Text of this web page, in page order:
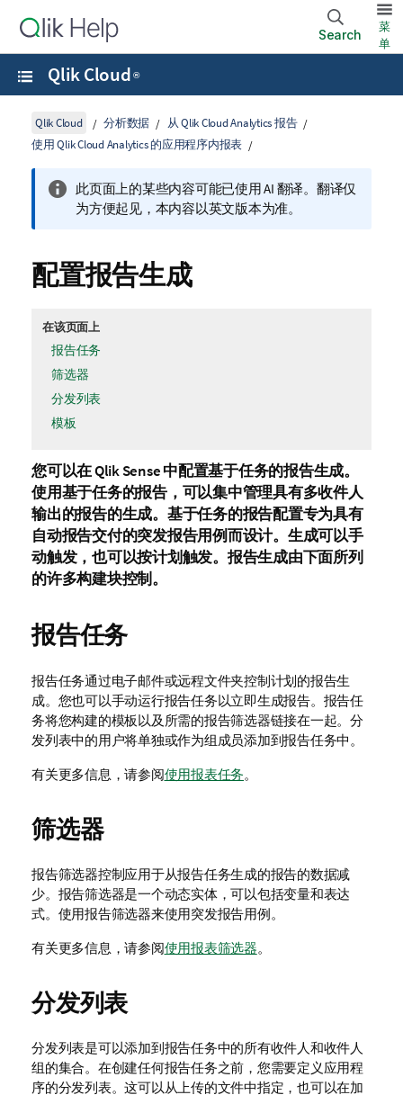
Search
菜
单
Qlik Cloud ®
Qlik Cloud 分析数据
从 Qlik Cloud Analytics 报告
使用 Qlik Cloud Analytics 的应用程序内报表
此页面上的某些内容可能已使用 AI 翻译。翻译仅
为方便起见，本内容以英文版本为准。
配置报告生成
在该页面上
报告任务
筛选器
分发列表
模板
您可以在Qlik Sense中配置基于任务的报告生成。
使用基于任务的报告，可以集中管理具有多收件人
输出的报告的生成。基于任务的报告配置专为具有
自动报告交付的突发报告用例而设计。生成可以手
动触发，也可以按计划触发。报告生成由下面所列
的许多构建块控制。
报告任务
报告任务通过电子邮件或远程文件夹控制计划的报告生
成。您也可以手动运行报告任务以立即生成报告。报告任
务将您构建的模板以及所需的报告筛选器链接在一起。分
发列表中的用户将单独或作为组成员添加到报告任务中。
有关更多信息，请参阅使用报表任务。
筛选器
报告筛选器控制应用于从报告任务生成的报告的数据减
少。报告筛选器是一个动态实体，可以包括变量和表达
式。使用报告筛选器来使用突发报告用例。
有关更多信息，请参阅使用报表筛选器。
分发列表
分发列表是可以添加到报告任务中的所有收件人和收件人
组的集合。在创建任何报告任务之前，您需要定义应用程
序的分发列表。这可以从上传的文件中指定，也可以在加